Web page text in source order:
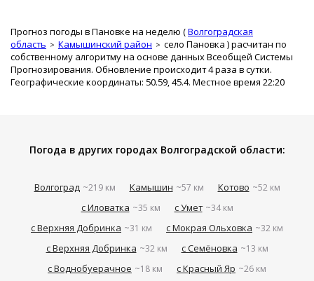
Прогноз погоды в Пановке на неделю (Волгоградская
область
Камышинский район село Пановка ) расчитан по
собственному алгоритму на основе данных Всеобщей Системы
Прогнозирования. Обновление происходит 4 раза в сутки.
Географические координаты: 50.59, 45.4. Местное время 22:20
Погода в других городах Волгоградской области:
Волгоград ~219 км Камышин ~57 км Котово ~52 км
с Иловатка ~35 км с Умет ~34 км
с Верхняя Добринка ~31 км с Мокрая Ольховка ~32 км
с Верхняя Добринка ~32 км с Семёновка ~13 км
с Воднобуерачное ~18 км с Красный Яр ~26 км